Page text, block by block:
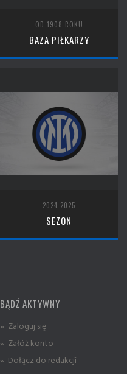
OD 1908 ROKU
BAZA PIŁKARZY
2024-2025
SEZON
BĄDŹ AKTYWNY
» Zaloguj się
» Załóż konto
» Dołącz do redakcji